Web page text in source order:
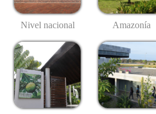
Nivel nacional Amazonía